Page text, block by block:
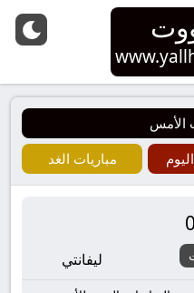
الأمس
مباريات الغد
ليفانتي